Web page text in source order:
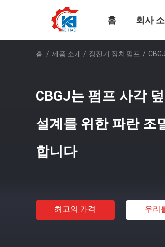
홈 회사
홈 / 제품 소개 / 장전기 장치 펌프 /
CBGJ는 펌프 사각
설계를 위한 파란 조
합니다
최고의 가격 우리